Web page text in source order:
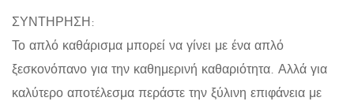
ΣΥΝΤΗΡΗΣΗ:
Το απλό καθάρισμα μπορεί να γίνει με ένα απλό
ξεσκονόπανο για την καθημερινή καθαριότητα. Αλλά για
καλύτερο αποτέλεσμα περάστε την ξύλινη επιφάνεια με